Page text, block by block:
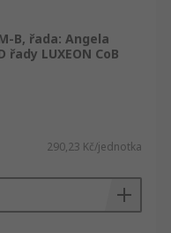
B, řada: Angela
řady LUXEON CoB
290,23 Kč/jednotka